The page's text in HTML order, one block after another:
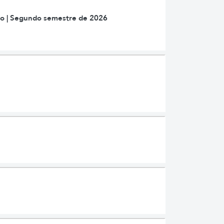
| Segundo semestre de 2026